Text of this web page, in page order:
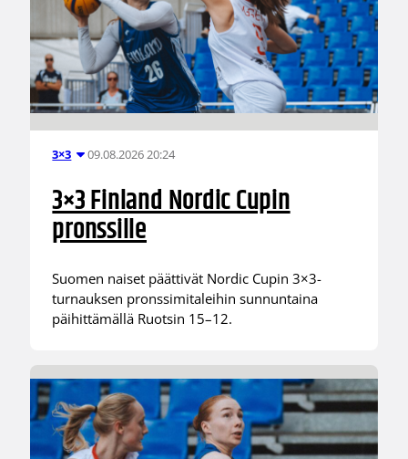
3×3 09.08.2026 20:24
3×3 Finland Nordic Cupin
pronssille
Suomen naiset päättivät Nordic Cupin 3×3-
turnauksen pronssimitaleihin sunnuntaina
päihittämällä Ruotsin 15–12.